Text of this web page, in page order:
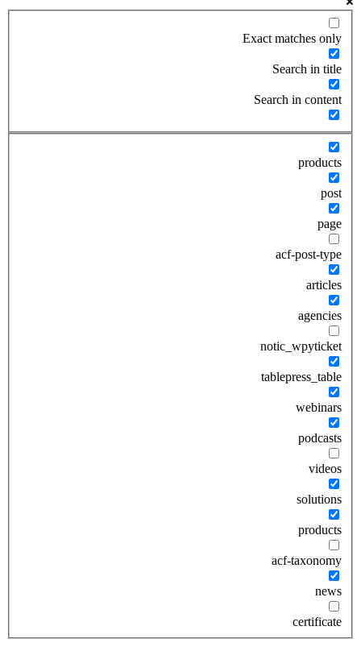
Exact matches only
Search in title
Search in content
products
post
page
acf-post-type
articles
agencies
notic_wpyticket
tablepress_table
webinars
podcasts
videos
solutions
products
acf-taxonomy
news
certificate